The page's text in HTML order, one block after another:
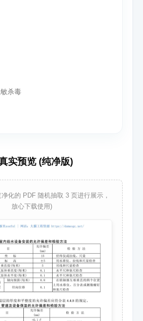
杀毒
实预览 (纯净版)
化的 PDF 随机抽取 3 页进行展示，
放心下载使用)